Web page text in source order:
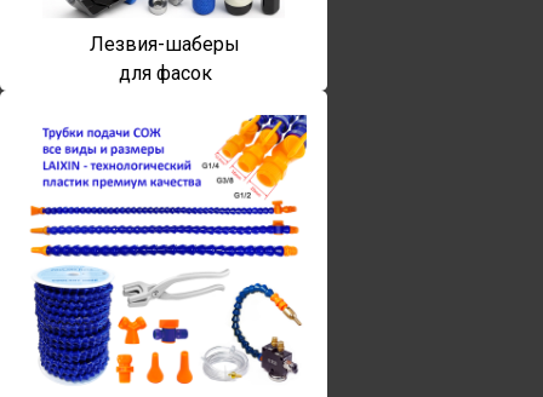
Лезвия-шаберы
для фасок
Винты torx